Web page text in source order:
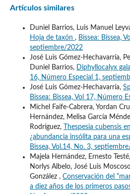
Artículos similares
Duniel Barrios, Luis Manuel
Hoja de taxón , Bissea: Bissea,
septiembre/2022
José Luis Gómez-Hechavarría,
Duniel Barrios,
Diphyllocalyx
16, Número Especial 1,
José Luis Gómez-Hechavarría,
Bissea: Bissea, Vol 17, Número
Michel Faife-Cabrera, Yordan
Hernández, Melisa García
Rodríguez,
Thespesia cubensis
¿abundancia insólita para una
Bissea, Vol.14, No. 3,
Majela Hernández, Ernesto
Norlys Albelo, José Luis
González , Conservación del
a diez años de los primeros